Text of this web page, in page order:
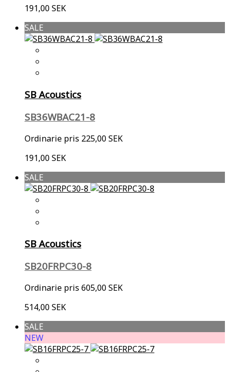
191,00 SEK
SALE
SB Acoustics
SB36WBAC21-8
Ordinarie pris 225,00 SEK
191,00 SEK
SALE
SB Acoustics
SB20FRPC30-8
Ordinarie pris 605,00 SEK
514,00 SEK
SALE
NEW